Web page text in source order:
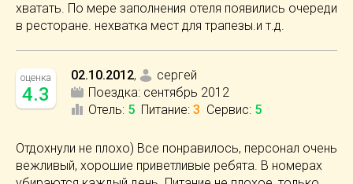
хватать. По мере заполнения отеля появились очереди
в ресторане. нехватка мест для трапезы.и т.д.
оценка
4.3
02.10.2012,
сергей
Поездка: сентябрь 2012
Отель: 5 Питание: 3 Сервис: 5
Отдохнули не плохо) Все понравилось, персонал очень
вежливый, хорошие приветливые ребята. В номерах